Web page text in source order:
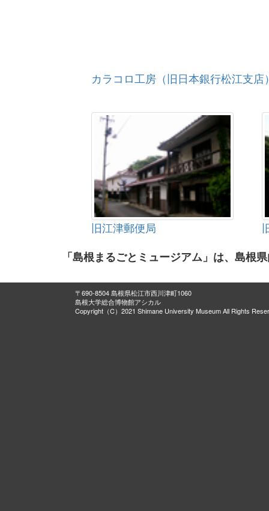
カラコロ工房（旧日本銀行松江支店
旧江津郵便局
「島根まるごとミュージアム」は、島根
〒690-8504 島根県松江市西川津町1060
島根大学総合博物館アシカル
Copyright（C）2021 Shimane University Museum All Rights